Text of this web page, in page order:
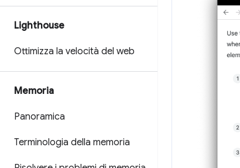
Lighthouse
Ottimizza la velocità del web
Memoria
Panoramica
Terminologia della memoria